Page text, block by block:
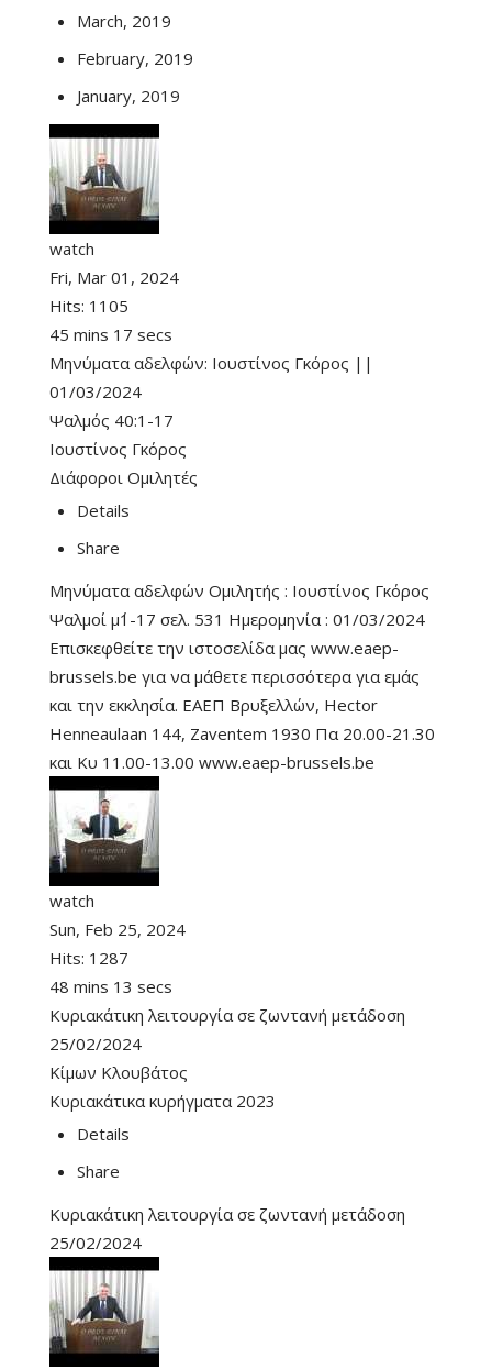
March, 2019
February, 2019
January, 2019
watch
Fri, Mar 01, 2024
Hits: 1105
45 mins 17 secs
Μηνύματα αδελφών: Ιουστίνος Γκόρος ||
01/03/2024
Ψαλμός 40:1-17
Ιουστίνος Γκόρος
Διάφοροι Ομιλητές
Details
Share
Μηνύματα αδελφών Ομιλητής : Ιουστίνος Γκόρος
Ψαλμοί μ΄1-17 σελ. 531 Ημερομηνία : 01/03/2024
Επισκεφθείτε την ιστοσελίδα μας www.eaep-
brussels.be για να μάθετε περισσότερα για εμάς
και την εκκλησία. ΕΑΕΠ Βρυξελλών, Hector
Henneaulaan 144, Zaventem 1930 Πα 20.00-21.30
και Κυ 11.00-13.00 www.eaep-brussels.be
watch
Sun, Feb 25, 2024
Hits: 1287
48 mins 13 secs
Κυριακάτικη λειτουργία σε ζωντανή μετάδοση
25/02/2024
Κίμων Κλουβάτος
Κυριακάτικα κυρήγματα 2023
Details
Share
Κυριακάτικη λειτουργία σε ζωντανή μετάδοση
25/02/2024